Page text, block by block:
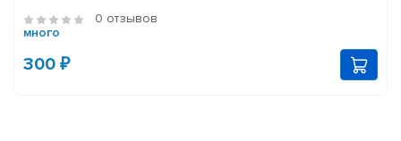
0 отзывов
много
300 ₽